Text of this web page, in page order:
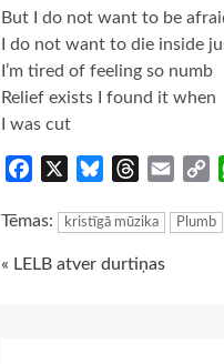
But I do not want to be
I do not want to die inside
I’m tired of feeling so numb
Relief exists I found it when
I was cut
Facebook BlueskyThreads
Email
Tēmas: kristīgā mūzika Plumb
Continue
« LELB atver durtiņas